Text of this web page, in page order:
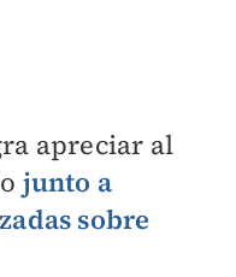
apreciar al
junto a
sobre